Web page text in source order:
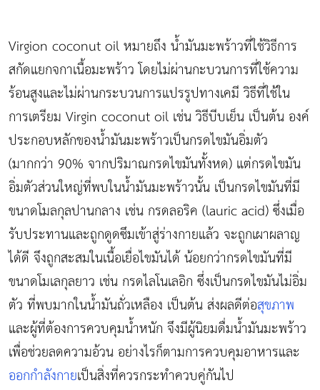
Virgion coconut oil หมายถึง น้ำมันมะพร้าวที่ใช้วิธีการ
สกัดแยกจกาเนื้อมะพร้าว โดยไม่ผ่านกะบวนการที่ใช้ความ
ร้อนสูงและไม่ผ่านกระบวนการแปรรูปทางเคมี วิธีที่ใช้ใน
การเตรียม Virgin coconut oil เช่น วิธีบีบเย็น เป็นต้น องค์
ประกอบหลักของน้ำมันมะพร้าวเป็นกรดไขมันอิ่มตัว
(มากกว่า 90% จากปริมาณกรดไขมันทั้งหด) แต่กรดไขมัน
อิ่มตัวส่วนใหญ่ที่พบในน้ำมันมะพร้าวนั้น เป็นกรดไขมันที่มี
ขนาดโมลกุลปานกลาง เช่น กรดลอริค (lauric acid) ซึ่งเมื่อ
รับประทานและถูกดูดซึมเข้าสู่ร่างกายแล้ว จะถูกเผาผลาญ
ได้ดี จึงถูกสะสมในเนื้อเยื่อไขมันได้ น้อยกว่ากรดไขมันที่มี
ขนาดโมเลกุลยาว เช่น กรดไลโนเลอิก ซึ่งเป็นกรดไขมันไม่อิ่ม
ตัว ที่พบมากในน้ำมันถั่วเหลือง เป็นต้น ส่งผลดีต่อสุขภาพ
และผู้ที่ต้องการควบคุมน้ำหนัก จึงมีผู้นิยมดื่มน้ำมันมะพร้าว
เพื่อช่วยลดความอ้วน อย่างไรก็ตามการควบคุมอาหารและ
ออกกำลังกายเป็นสิ่งที่ควรกระทำควบคู่กันไป